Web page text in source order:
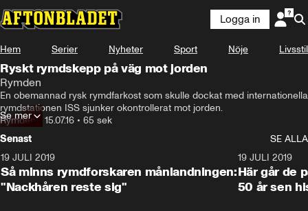
Logga in
Hem Serier Nyheter Sport Nöje Livsstil
Ryskt rymdskepp på väg mot jorden
Rymden
En obemannad rysk rymdfarkost som skulle dockat med internationella
rymdstationen ISS sjunker okontrollerat mot jorden.
Rymden• 15.07.16 • 65 sek
Se mer
Senast
SE ALLA
19 JULI 2019
Så minns rymdforskaren månlandningen:
"Nackhåren reste sig"
19 JULI 2019
Här går de
50 år sen